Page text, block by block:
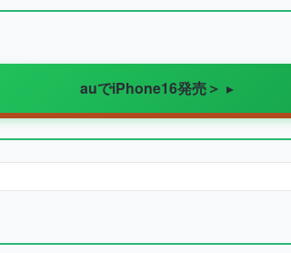
auでiPhone16発売＞